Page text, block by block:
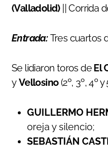
(Valladolid)
|| Corrida
Entrada:Tres cuartos
Se lidiaron toros deEl
yVellosino (2º, 3º, 4º y
GUILLERMO
oreja y silencio;
SEBASTIÁN